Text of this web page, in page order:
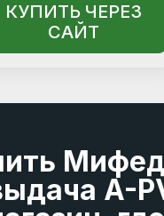
КУПИТЬ ЧЕРЕЗ
САЙТ
A-